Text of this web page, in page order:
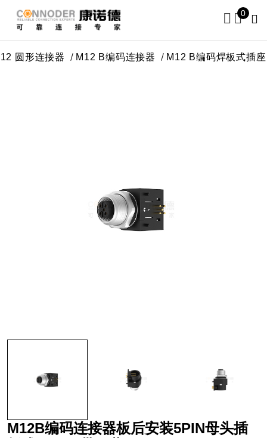
0
连接器 M12 B编码连接器 M12 B编码焊板式插座
M12B编码连接器板后安装5PIN母头插